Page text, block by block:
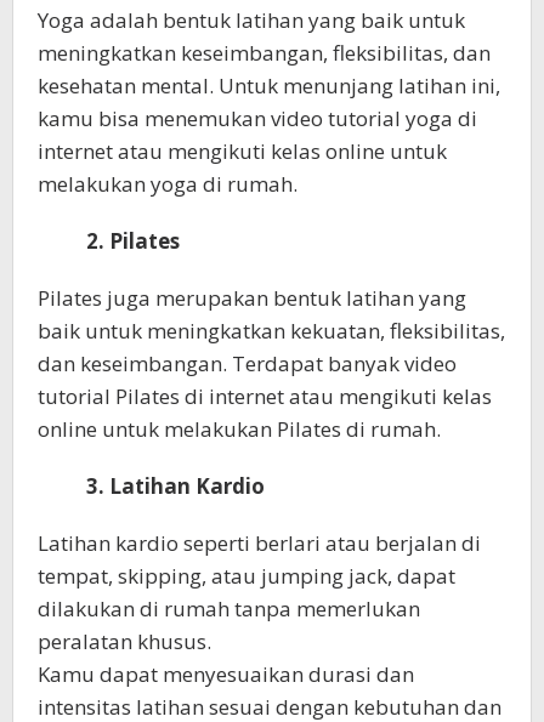
Yoga adalah bentuk latihan yang baik untuk
meningkatkan keseimbangan, fleksibilitas, dan
kesehatan mental. Untuk menunjang latihan ini,
kamu bisa menemukan video tutorial yoga di
internet atau mengikuti kelas online untuk
melakukan yoga di rumah.
2. Pilates
Pilates juga merupakan bentuk latihan yang
baik untuk meningkatkan kekuatan, fleksibilitas,
dan keseimbangan. Terdapat banyak video
tutorial Pilates di internet atau mengikuti kelas
online untuk melakukan Pilates di rumah.
3. Latihan Kardio
Latihan kardio seperti berlari atau berjalan di
tempat, skipping, atau jumping jack, dapat
dilakukan di rumah tanpa memerlukan
peralatan khusus.
Kamu dapat menyesuaikan durasi dan
intensitas latihan sesuai dengan kebutuhan dan